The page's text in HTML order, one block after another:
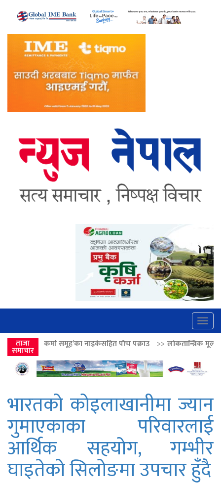
ताजा
समाचार
नाइकेसहित पाँच पक्राउ >>लोकतान्त्रिक मूल्य सुदृढ बनाउन अग्रज नेताको
भारतको कोइलाखानीमा ज्यान
गुमाएकाका परिवारलाई
आर्थिक सहयोग, गम्भीर
घाइतेको सिलोङमा उपचार हुँदै